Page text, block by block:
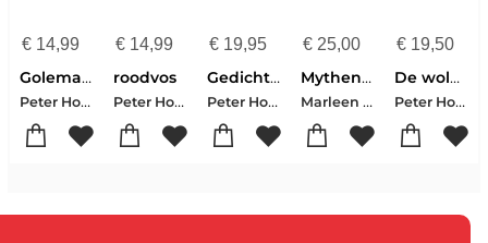
€14,99
Goleman.
Peter Holvoet-Hanssen
€14,99
roodvos
Peter Holvoet-Hanssen
€ 19,95
Gedichten voor de kleine reus
Peter Holvoet-Hanssen
€ 25,00
Mythen & tekens
Marleen De Crée-Peter Holvoet-Hanssen-Willem Persoon-Lies Van Gasse
€ 19,50
De wolkendragers
Peter Holvoet-Hanssen